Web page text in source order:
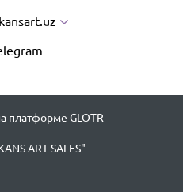
платформе GLOTR
ART SALES"